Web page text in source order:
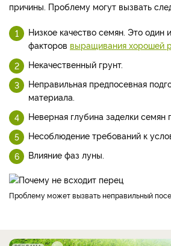
причины. Проблему могут вызвать
Низкое качество семян. Это один
факторов выращивания хорошей
Некачественный грунт.
Неправильная предпосевная
материала.
Неверная глубина заделки семян
Несоблюдение требований к
Влияние фаз луны.
Проблему может вызвать неправильный